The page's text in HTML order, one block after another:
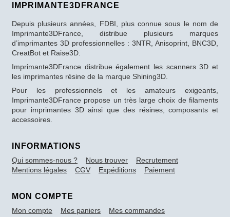
IMPRIMANTE3DFRANCE
Depuis plusieurs années, FDBI, plus connue sous le nom de
Imprimante3DFrance, distribue plusieurs marques
d’imprimantes 3D professionnelles : 3NTR, Anisoprint, BNC3D,
CreatBot et Raise3D.
Imprimante3DFrance distribue également les scanners 3D et
les imprimantes résine de la marque Shining3D.
Pour les professionnels et les amateurs exigeants,
Imprimante3DFrance propose un très large choix de filaments
pour imprimantes 3D ainsi que des résines, composants et
accessoires.
INFORMATIONS
Qui sommes-nous ? Nous trouver
Recrutement
Mentions légales
CGV Expéditions Paiement
MON COMPTE
Mon compte Mes paniers Mes commandes